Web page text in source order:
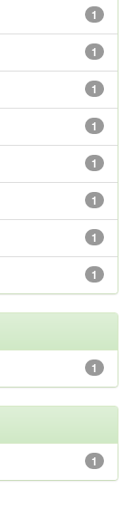
1
1
1
1
1
1
1
1
1
1